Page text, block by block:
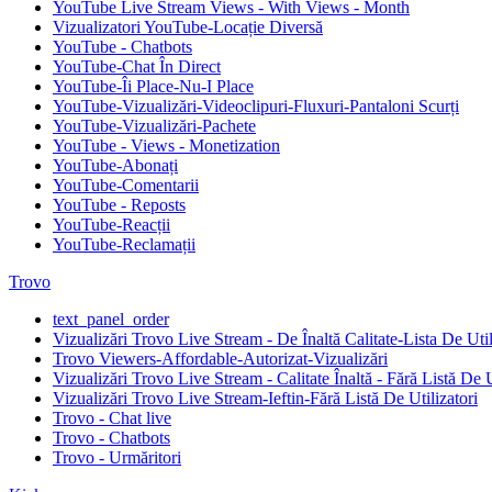
YouTube Live Stream Views - With Views - Month
Vizualizatori YouTube-Locație Diversă
YouTube - Chatbots
YouTube-Chat În Direct
YouTube-Îi Place-Nu-I Place
YouTube-Vizualizări-Videoclipuri-Fluxuri-Pantaloni Scurți
YouTube-Vizualizări-Pachete
YouTube - Views - Monetization
YouTube-Abonați
YouTube-Comentarii
YouTube - Reposts
YouTube-Reacții
YouTube-Reclamații
Trovo
text_panel_order
Vizualizări Trovo Live Stream - De Înaltă Calitate-Lista De
Trovo Viewers-Affordable-Autorizat-Vizualizări
Vizualizări Trovo Live Stream - Calitate Înaltă - Fără Listă De
Vizualizări Trovo Live Stream-Ieftin-Fără Listă De Utilizatori
Trovo - Chat live
Trovo - Chatbots
Trovo - Urmăritori